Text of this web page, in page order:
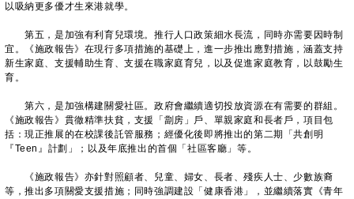
以吸納更多優才生來港就學。
第五，是加強有利育兒環境。推行人口政策細水長流，同時亦需要因時制
宜。《施政報告》在現行多項措施的基礎上，進一步推出應對措施，涵蓋支持
新生家庭、支援輔助生育、支援在職家庭育兒，以及促進家庭教育，以鼓勵生
育。
第六，是加強構建關愛社區。政府會繼續適切投放資源在有需要的群組。
《施政報告》貫徹精準扶貧，支援「劏房」戶、單親家庭和長者戶，項目包
括：現正推展的在校課後託管服務；經優化後即將推出的第二期「共創明
『Teen』計劃」；以及年底推出的首個「社區客廳」等。
《施政報告》亦針對照顧者、兒童、婦女、長者、殘疾人士、少數族裔
等，推出多項關愛支援措施；同時強調建設「健康香港」，並繼續落實《青年